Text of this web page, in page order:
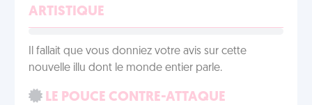
ARTISTIQUE
Il fallait que vous donniez votre avis sur cette
nouvelle illu dont le monde entier parle.
LE POUCE CONTRE-ATTAQUE